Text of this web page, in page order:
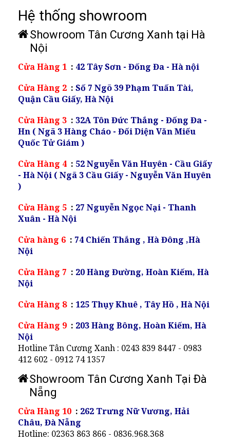
Hệ thống showroom
Showroom Tân Cương Xanh tại Hà
Nội
Cửa Hàng 1 : 42 Tây Sơn - Đống Đa - Hà nội
Cửa Hàng 2 : Số 7 Ngõ 39 Phạm Tuấn Tài,
Quận Cầu Giấy, Hà Nội
Cửa Hàng 3 : 32A Tôn Đức Thắng - Đống Đa -
Hn ( Ngã 3 Hàng Cháo - Đối Diện Văn Miếu
Quốc Tử Giám )
Cửa Hàng 4 : 52 Nguyễn Văn Huyên - Cầu Giấy
- Hà Nội ( Ngã 3 Cầu Giấy - Nguyễn Văn Huyên
)
Cửa Hàng 5 : 27 Nguyễn Ngọc Nại - Thanh
Xuân - Hà Nội
Cửa hàng 6 : 74 Chiến Thắng , Hà Đông ,Hà
Nội
Cửa Hàng 7 : 20 Hàng Đường, Hoàn Kiếm, Hà
Nội
Cửa Hàng 8 : 125 Thụy Khuê , Tây Hồ , Hà Nội
Cửa Hàng 9 : 203 Hàng Bông, Hoàn Kiếm, Hà
Nội
Hotline Tân Cương Xanh : 0243 839 8447 - 0983
412 602 - 0912 74 1357
Showroom Tân Cương Xanh Tại Đà
Nẵng
Cửa Hàng 10 : 262 Trưng Nữ Vương, Hải
Châu, Đà Nẵng
Hotline: 02363 863 866 - 0836.968.368